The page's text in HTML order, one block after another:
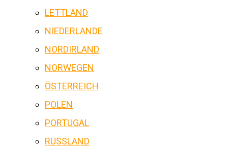
LETTLAND
NIEDERLANDE
NORDIRLAND
NORWEGEN
ÖSTERREICH
POLEN
PORTUGAL
RUSSLAND